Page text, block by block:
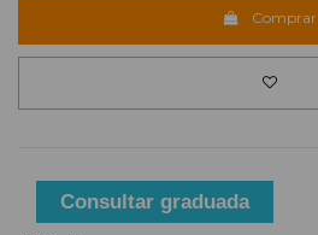
Comprar
Consultar graduada